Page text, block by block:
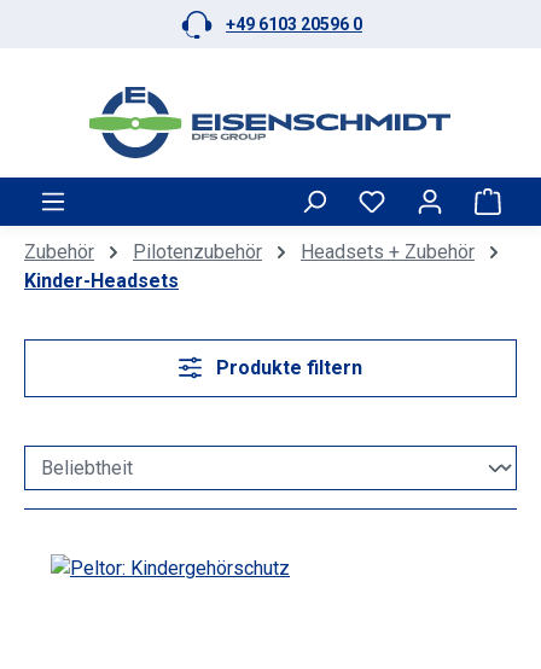
Zum Hauptinhalt springen+49 6103 20596 0
Zubehör Pilotenzubehör
Headsets + Zubehör
Kinder-Headsets
Produkte filtern